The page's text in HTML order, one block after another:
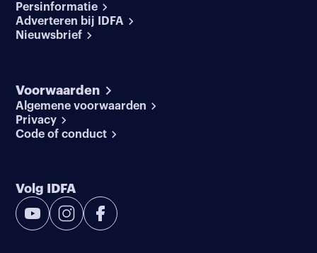
Persinformatie
Adverteren bij IDFA
Nieuwsbrief
Voorwaarden
Algemene voorwaarden
Privacy
Code of conduct
Volg IDFA